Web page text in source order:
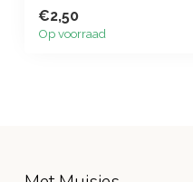
€2,50
Op voorraad